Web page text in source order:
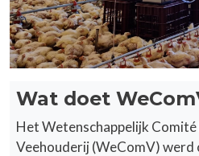
Wat doet
Het Wetenschappelijk Comité
Veehouderij (WeComV)